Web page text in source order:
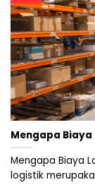
Mengapa
Mengapa Biaya
logistik